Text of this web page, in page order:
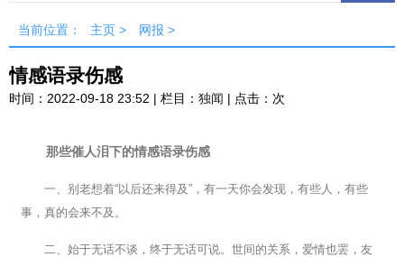
当前位置： 主页 > 网报 >
情感语录伤感
时间：2022-09-18 23:52 | 栏目： 独闻 | 点击： 次
那些催人泪下的情感语录伤感
一、别老想着“以后还来得及”，有一天你会发现，有些人，有些
事，真的会来不及。
二、始于无话不谈，终于无话可说。世间的关系，爱情也罢，友